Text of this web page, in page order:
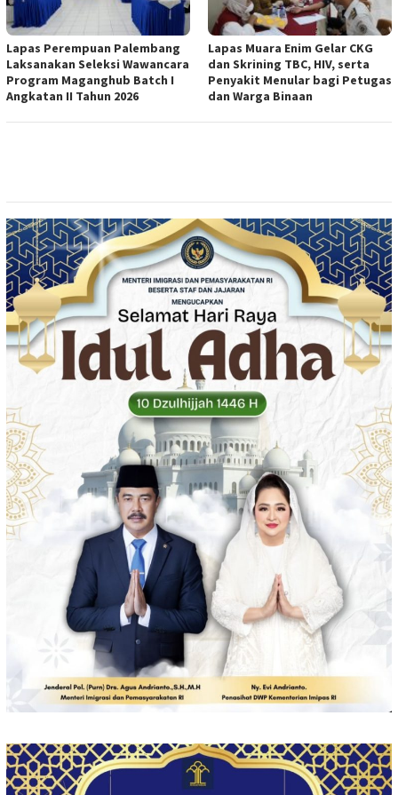
Lapas Perempuan Palembang
Laksanakan Seleksi Wawancara
Program Maganghub Batch I
Angkatan II Tahun 2026
Lapas Muara Enim Gelar CKG
dan Skrining TBC, HIV, serta
Penyakit Menular bagi Petugas
dan Warga Binaan